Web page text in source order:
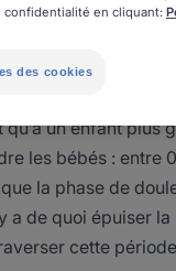
de bébé sont
solides et
ou soit alimenté
un enfant
les bébés : entre
la phase de
a de quoi épuiser
cette
confidentialité en cliquant:
des cookies